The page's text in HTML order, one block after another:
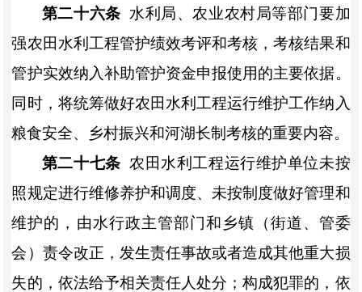
第二十六条 水利局、农业农村局等部门要加
强农田水利工程管护绩效考评和考核，考核结果和
管护实效纳入补助管护资金申报使用的主要依据。
同时，将统筹做好农田水利工程运行维护工作纳入
粮食安全、乡村振兴和河湖长制考核的重要内容。
第二十七条 农田水利工程运行维护单位未按
照规定进行维修养护和调度、未按制度做好管理和
维护的， 由水行政主管部门和 乡镇（街道、管委
会） 责令改正， 发生责任事故或者造成其他重大损
失的，依法给予相关责任人处分；构成犯罪的，依